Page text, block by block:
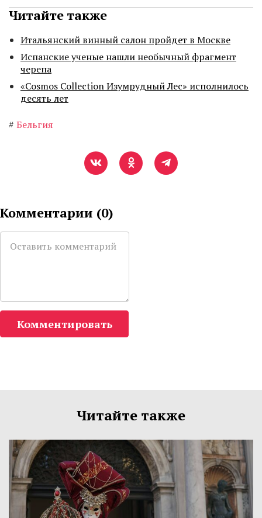
Читайте также
Итальянский винный салон пройдет в Москве
Испанские ученые нашли необычный фрагмент
черепа
«Cosmos Collection Изумрудный Лес» исполнилось
десять лет
# Бельгия
Комментарии (0)
Комментировать
Читайте также